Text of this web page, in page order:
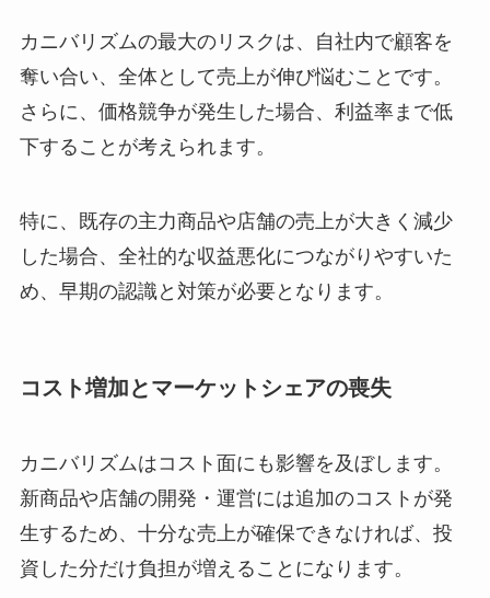
カニバリズムの最大のリスクは、自社内で顧客を
奪い合い、全体として売上が伸び悩むことです。
さらに、価格競争が発生した場合、利益率まで低
下することが考えられます。
特に、既存の主力商品や店舗の売上が大きく減少
した場合、全社的な収益悪化につながりやすいた
め、早期の認識と対策が必要となります。
コスト増加とマーケットシェアの喪失
カニバリズムはコスト面にも影響を及ぼします。
新商品や店舗の開発・運営には追加のコストが発
生するため、十分な売上が確保できなければ、投
資した分だけ負担が増えることになります。